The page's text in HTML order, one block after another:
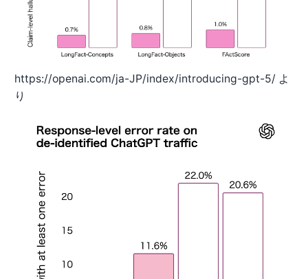
https://openai.com/ja-JP/index/introducing-gpt-5/ よ
り